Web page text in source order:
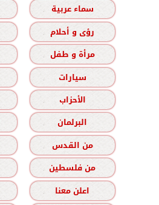
سماء عربية
رؤى و أحلام
مرأة و طفل
سيارات
الأحزاب
البرلمان
من القدس
من فلسطين
اعلن معنا